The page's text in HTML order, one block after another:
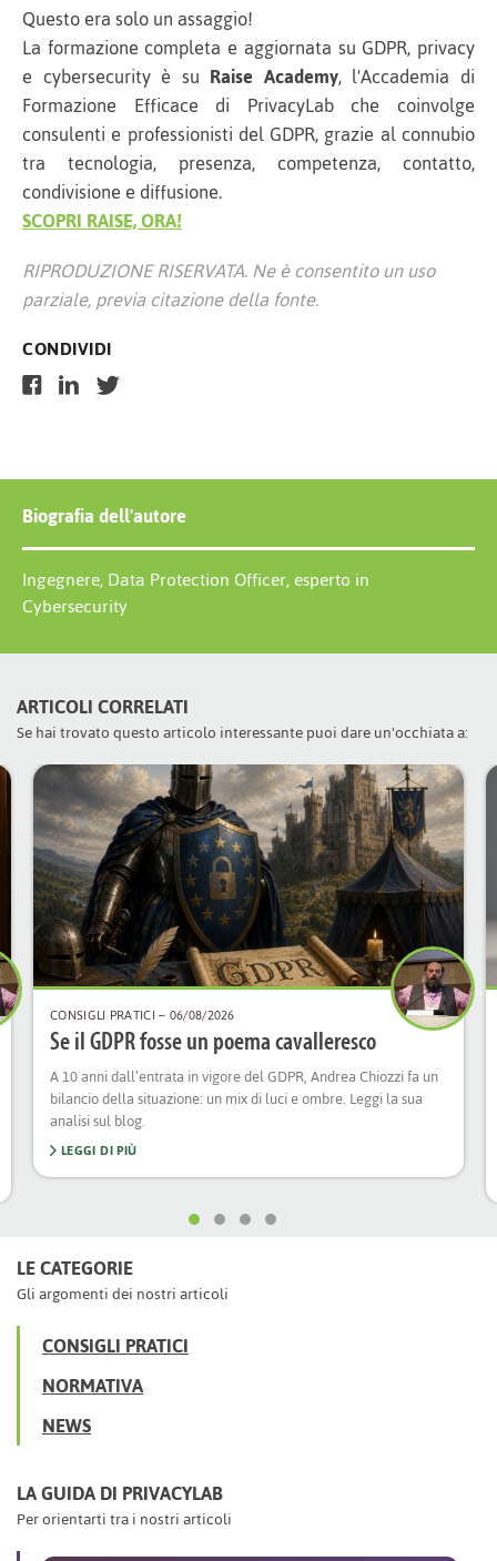
Questo era solo un assaggio!
La formazione completa e aggiornata su GDPR, privacy
e cybersecurity è su Raise Academy, l'Accademia di
Formazione Efficace di PrivacyLab che coinvolge
consulenti e professionisti del GDPR, grazie al connubio
tra tecnologia, presenza, competenza, contatto,
condivisione e diffusione.
SCOPRI RAISE, ORA!
RIPRODUZIONE RISERVATA. Ne è consentito un uso
parziale, previa citazione della fonte.
CONDIVIDI
Biografia dell'autore
Ingegnere, Data Protection Officer, esperto in
Cybersecurity
ARTICOLI CORRELATI
Se hai trovato questo articolo interessante puoi dare un'occhiata a:
CONSIGLI PRATICI– 06/08/2026
Se il GDPR fosse un poema cavalleresco
A 10 anni dall’entrata in vigore del GDPR, Andrea Chiozzi fa un
bilancio della situazione: un mix di luci e ombre. Leggi la sua
analisi sul blog.
LEGGI DI PIÙ
LE CATEGORIE
Gli argomenti dei nostri articoli
CONSIGLI PRATICI
NORMATIVA
NEWS
LA GUIDA DI PRIVACYLAB
Per orientarti tra i nostri articoli